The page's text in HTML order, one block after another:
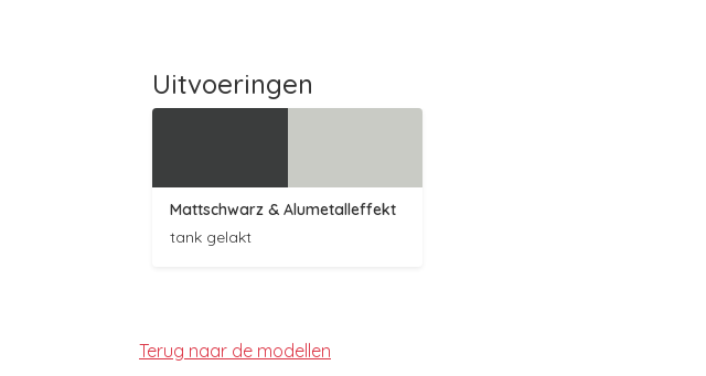
Uitvoeringen
Mattschwarz & Alumetalleffekt
tank gelakt
Terug naar de modellen